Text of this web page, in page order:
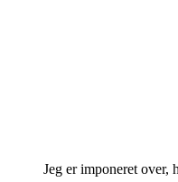
Jeg er imponeret over,